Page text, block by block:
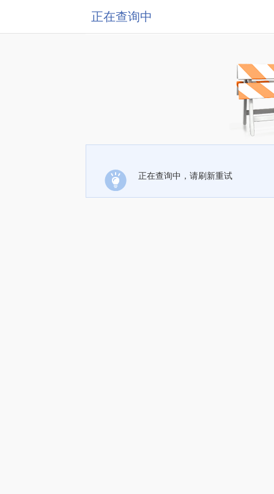
正在查询中
正在查询中，请刷新重试